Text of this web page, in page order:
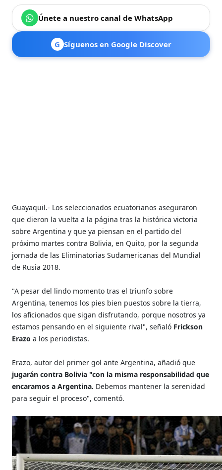
Únete a nuestro canal de WhatsApp
G Síguenos en Google Discover
Guayaquil.- Los seleccionados ecuatorianos aseguraron
que dieron la vuelta a la página tras la histórica victoria
sobre Argentina y que ya piensan en el partido del
próximo martes contra Bolivia, en Quito, por la segunda
jornada de las Eliminatorias Sudamericanas del Mundial
de Rusia 2018.
"A pesar del lindo momento tras el triunfo sobre
Argentina, tenemos los pies bien puestos sobre la tierra,
los aficionados que sigan disfrutando, porque nosotros ya
estamos pensando en el siguiente rival", señaló Frickson
Erazoa los periodistas.
Erazo, autor del primer gol ante Argentina, añadió que
jugarán contra Bolivia "con la misma responsabilidad que
encaramos a Argentina. Debemos mantener la serenidad
para seguir el proceso", comentó.